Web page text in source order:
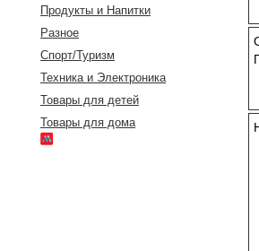
Продукты и Напитки
Разное
Спорт/Туризм
Техника и Электроника
Товары для детей
Товары для дома